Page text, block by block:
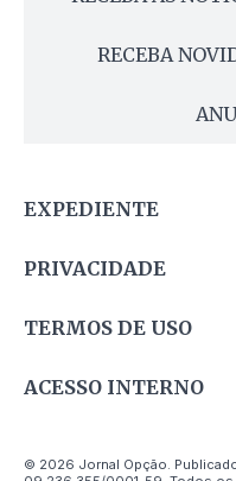
RECEBA
EXPEDIENTE
PRIVACIDADE
TERMOS DE USO
ACESSO INTERNO
© 2026 Jornal Opção.